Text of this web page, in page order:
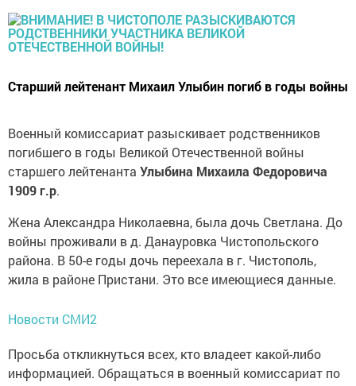
Старший лейтенант Михаил Улыбин погиб в годы войны
Военный комиссариат разыскивает родственников
погибшего в годы Великой Отечественной войны
старшего лейтенанта Улыбина Михаила Федоровича
1909 г.р.
Жена Александра Николаевна, была дочь Светлана. До
войны проживали в д. Данауровка Чистопольского
района. В 50-е годы дочь переехала в г. Чистополь,
жила в районе Пристани. Это все имеющиеся данные.
Новости СМИ2
Просьба откликнуться всех, кто владеет какой-либо
информацией. Обращаться в военный комиссариат по